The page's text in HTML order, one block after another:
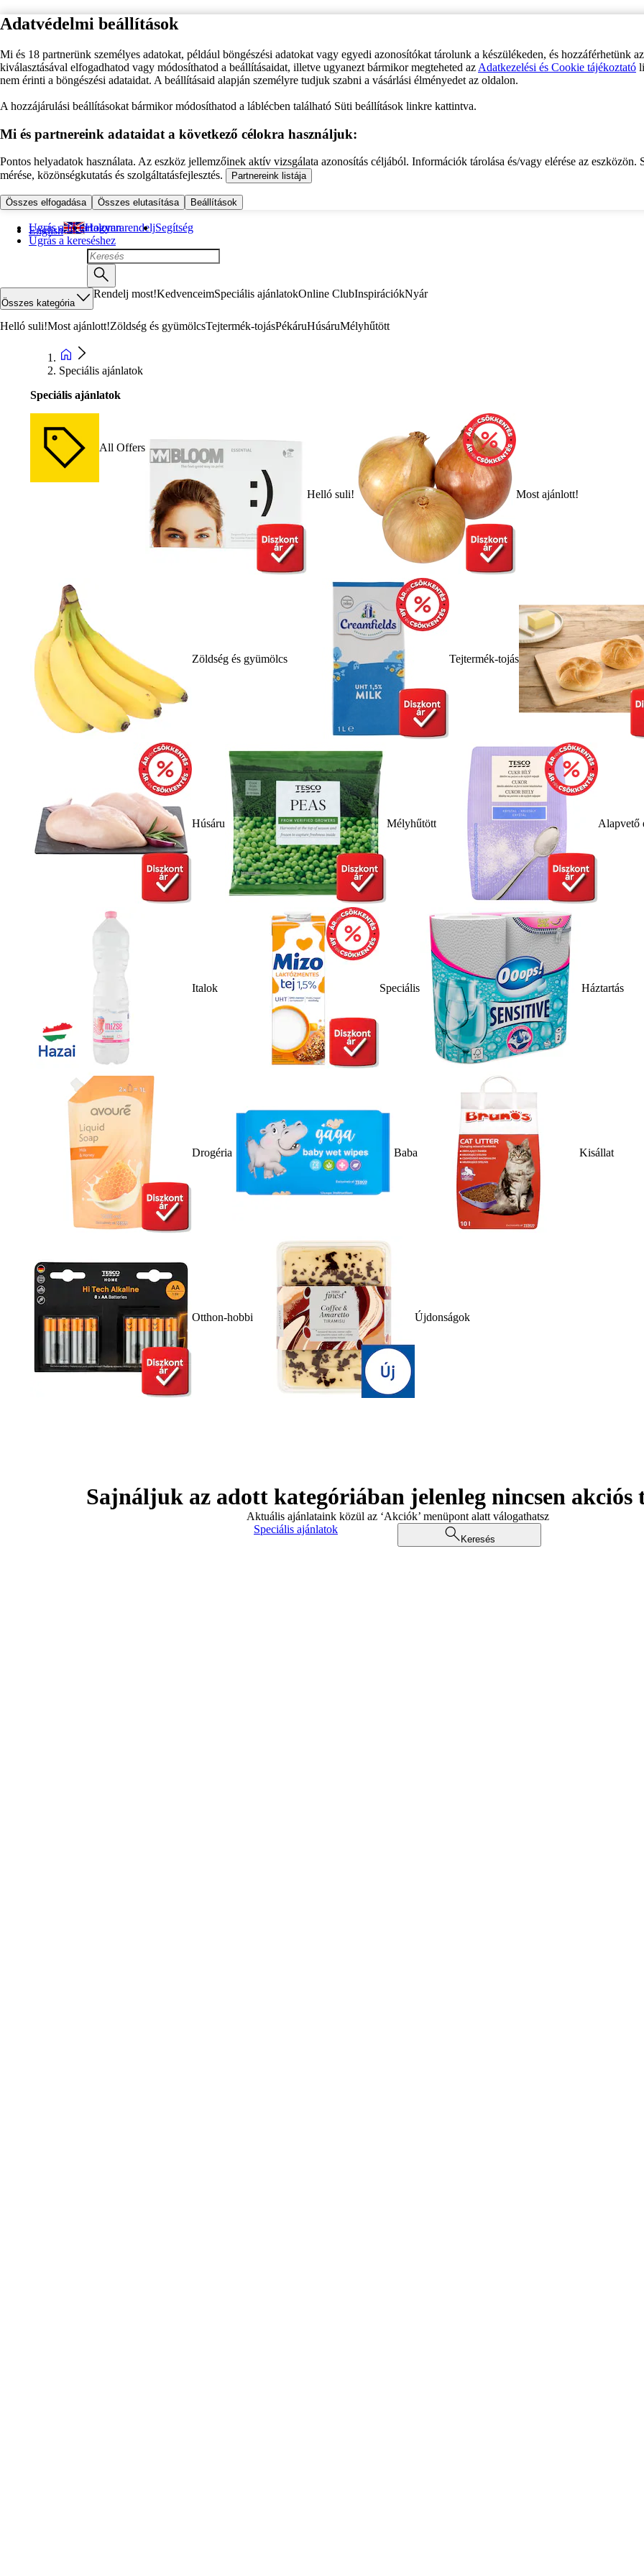
Adatvédelmi beállítások
Mi és 18 partnerünk személyes adatokat, például böngészési adatokat vagy egyedi azonosítókat tárolunk a készülékeden, és hozzáférhetünk
kiválasztásával elfogadhatod vagy módosíthatod a beállításaidat, illetve ugyanezt bármikor megteheted az Adatkezelési és Cookie tájékoztató
nem érinti a böngészési adataidat. A beállításaid alapján személyre tudjuk szabni a vásárlási élményedet az oldalon.
A hozzájárulási beállításokat bármikor módosíthatod a láblécben található Süti beállítások linkre kattintva.
Mi és partnereink adataidat a következő célokra használjuk:
Pontos helyadatok használata. Az eszköz jellemzőinek aktív vizsgálata azonosítás céljából. Információk tárolása és/vagy elérése az eszközön.
mérése, közönségkutatás és szolgáltatásfejlesztés.
Partnereink listája
Összes elfogadása Összes elutasítása Beállítások
Ugrás a fő tartalomra
Ugrás a kereséshez
English Hogyan rendeljSegítség
Összes kategória
Rendelj most!KedvenceimSpeciális ajánlatokOnline ClubInspirációkNyár
Helló suli!Most ajánlott!Zöldség és gyümölcsTejtermék-tojásPékáruHúsáruMélyhűtött
Speciális ajánlatok
Speciális ajánlatok
All Offers
Helló suli! Most ajánlott!
Zöldség és gyümölcs Tejtermék-tojás
Húsáru Mélyhűtött Alapvető
Italok Speciális Háztartás
Drogéria Baba Kisállat
Otthon-hobbi Újdonságok
Sajnáljuk az adott kategóriában jelenleg nincsen akciós
Aktuális ajánlataink közül az ‘Akciók’ menüpont alatt válogathatsz
Speciális ajánlatok
Keresés